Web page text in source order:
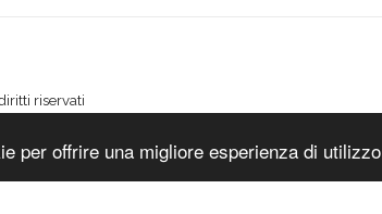
per offrire una migliore esperienza di utilizzo
riservati